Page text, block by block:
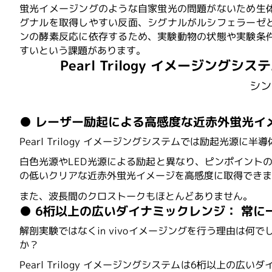
蛍光イメージングのような自家蛍光の問題がないため生
グナルを取得しやすい反面、シグナルがルシフェラーゼ
ンの酵素反応に依存するため、実験動物の状態や実験条
すいという課題があります。
Pearl Trilogy イメージングシス
シ
● レーザー励起による高感度な近赤外蛍光イ
Pearl Trilogy イメージングシステムでは励起光源に半導
白色光源やLED光源による励起と異なり、ピンポイント
の低いクリアな近赤外蛍光イメージを高感度に取得でき
また、波長間のクロストークもほとんどありません。
● 6桁以上の広いダイナミックレンジ： 常に
解剖実験ではなくin vivoイメージングを行う理由は何で
か？
Pearl Trilogy イメージングシステムは6桁以上の広いダ